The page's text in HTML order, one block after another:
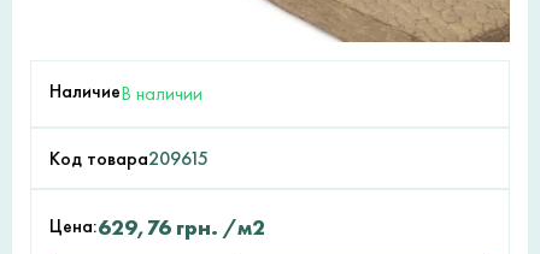
НаличиеВ наличии
Код товара209615
Цена:629,76 грн. /м2